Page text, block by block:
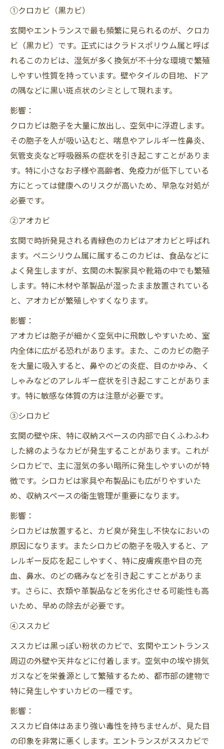
①クロカビ（黒カビ）
玄関やエントランスで最も頻繁に見られるのが、クロカ
ビ（黒カビ）です。正式にはクラドスポリウム属と呼ば
れるこのカビは、湿気が多く換気が不十分な環境で繁殖
しやすい性質を持っています。壁やタイルの目地、ドア
の隅などに黒い斑点状のシミとして現れます。
影響：
クロカビは胞子を大量に放出し、空気中に浮遊します。
その胞子を人が吸い込むと、喘息やアレルギー性鼻炎、
気管支炎など呼吸器系の症状を引き起こすことがありま
す。特に小さなお子様や高齢者、免疫力が低下している
方にとっては健康へのリスクが高いため、早急な対処が
必要です。
②アオカビ
玄関で時折発見される青緑色のカビはアオカビと呼ばれ
ます。ペニシリウム属に属するこのカビは、食品などに
よく発生しますが、玄関の木製家具や靴箱の中でも繁殖
します。特に木材や革製品が湿ったまま放置されている
と、アオカビが繁殖しやすくなります。
影響：
アオカビは胞子が細かく空気中に飛散しやすいため、室
内全体に広がる恐れがあります。また、このカビの胞子
を大量に吸入すると、鼻やのどの炎症、目のかゆみ、く
しゃみなどのアレルギー症状を引き起こすことがありま
す。特に敏感な体質の方は注意が必要です。
③シロカビ
玄関の壁や床、特に収納スペースの内部で白くふわふわ
した綿のようなカビが発生することがあります。これが
シロカビで、主に湿気の多い暗所に発生しやすいのが特
徴です。シロカビは家具や布製品にも広がりやすいた
め、収納スペースの衛生管理が重要になります。
影響：
シロカビは放置すると、カビ臭が発生し不快なにおいの
原因になります。またシロカビの胞子を吸入すると、ア
レルギー反応を起こしやすく、特に皮膚疾患や目の充
血、鼻水、のどの痛みなどを引き起こすことがありま
す。さらに、衣類や革製品などを劣化させる可能性も高
いため、早めの除去が必要です。
④ススカビ
ススカビは黒っぽい粉状のカビで、玄関やエントランス
周辺の外壁や天井などに付着します。空気中の埃や排気
ガスなどを栄養源として繁殖するため、都市部の建物で
特に発生しやすいカビの一種です。
影響：
ススカビ自体はあまり強い毒性を持ちませんが、見た目
の印象を非常に悪くします。エントランスがススカビで